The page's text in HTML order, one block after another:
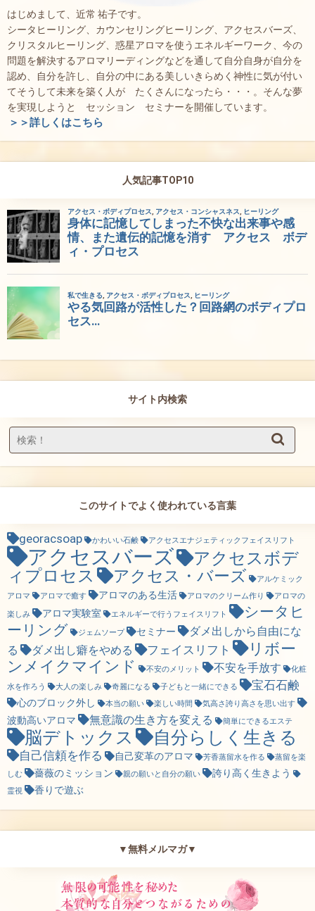
はじめまして、近常 祐子です。
シータヒーリング、カウンセリングヒーリング、アクセスバーズ、
クリスタルヒーリング、惑星アロマを使うエネルギーワーク、今の
問題を解決するアロマリーディングなどを通して自分自身が自分を
認め、自分を許し、自分の中にある美しいきらめく神性に気が付い
てそうして未来を築く人が たくさんになったら・・・。そんな夢
を実現しようと セッション セミナーを開催しています。
＞＞詳しくはこちら
人気記事TOP10
サイト内検索
このサイトでよく使われている言葉
georacsoap かわいい石鹸 アクセスエナジェティックフェイスリフト
アクセスバーズ
アクセスボデ
ィプロセス
アクセス・バーズ
アルケミック
アロマ
アロマで癒す アロマのある生活 アロマのクリーム作り
アロマの
楽しみ
アロマ実験室 エネルギーで行うフェイスリフト
シータヒ
ーリング
ジェムソープ セミナー
ダメ出しから自由にな
る
ダメ出し癖をやめる フェイスリフト
リボー
ンメイクマインド
不安のメリット 不安を手放す
化粧
水を作ろう
大人の楽しみ 奇麗になる 子どもと一緒にできる 宝石石鹸
心のブロック外し 本当の願い 楽しい時間 気高さ誇り高さを思い出す
波動高いアロマ 無意識の生き方を変える 簡単にできるエステ
脳デトックス 自分らしく生きる
自己信頼を作る 自己変革のアロマ 芳香蒸留水を作る
蒸留を楽
しむ
薔薇のミッション 親の願いと自分の願い 誇り高く生きよう
霊視 香りで遊ぶ
▼無料メルマガ▼